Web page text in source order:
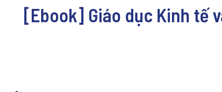
[Ebook] Giáo dục Kinh tế